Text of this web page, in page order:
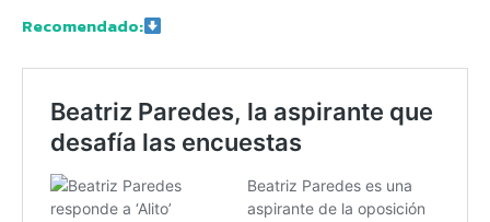
Recomendado: